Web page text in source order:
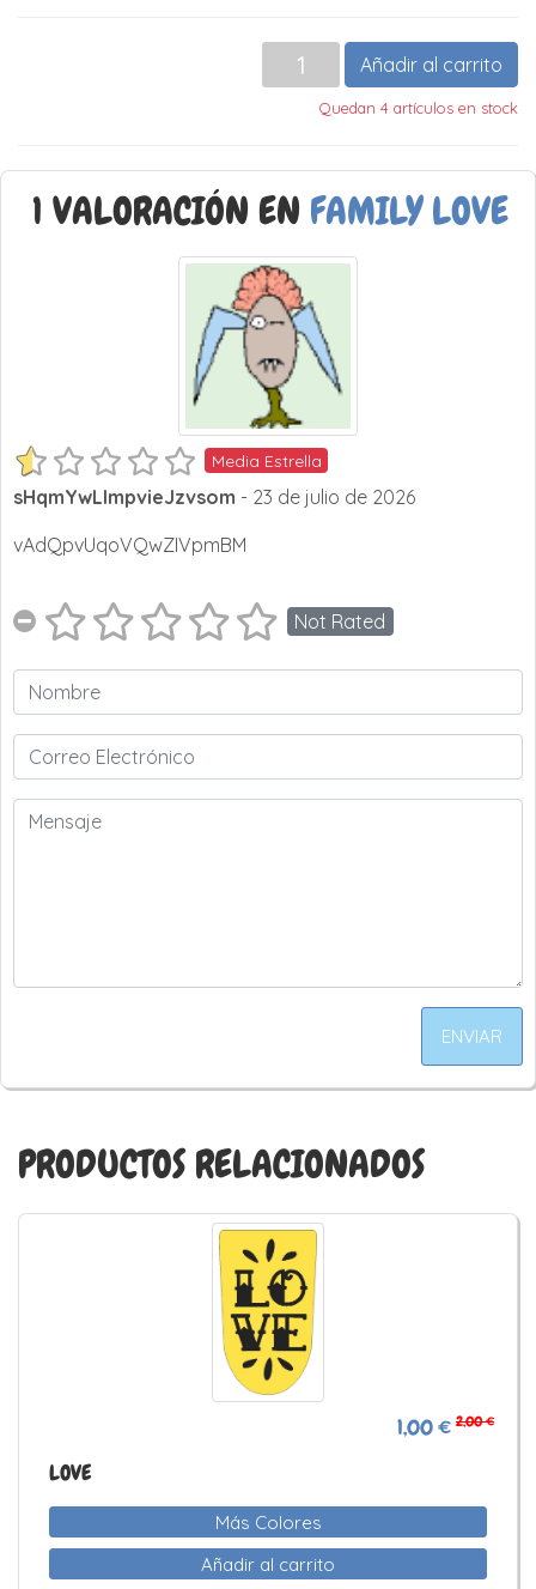
Añadir al carrito
Quedan 4 artículos en stock
1 VALORACIÓN EN FAMILY LOVE
Media Estrella
sHqmYwLlmpvieJzvsom - 23 de julio de 2026
vAdQpvUqoVQwZIVpmBM
Not Rated
ENVIAR
PRODUCTOS RELACIONADOS
1,00 € 2,00 €
LOVE
Más Colores
Añadir al carrito